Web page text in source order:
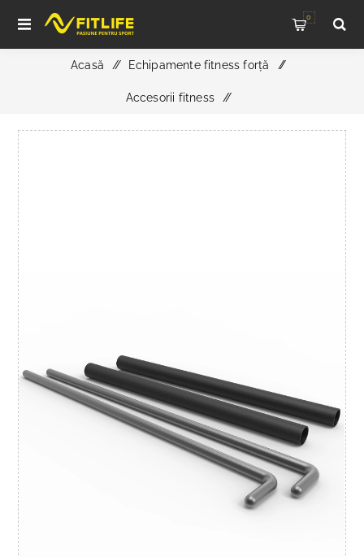
0
Acasă / Echipamente fitness forță /
Accesorii fitness /
ATX Pin Pipe Safety - Suporti de Siguranta Notablagen 500